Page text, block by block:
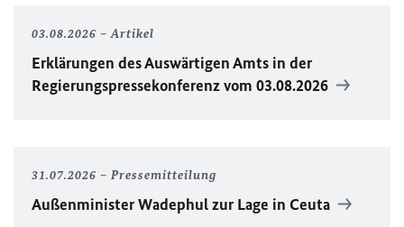
03.08.2026 Artikel
Erklärungen des Auswärtigen Amts in der
Regierungspressekonferenz vom 03.08.2026
31.07.2026 Pressemitteilung
Außenminister Wadephul zur Lage in Ceuta